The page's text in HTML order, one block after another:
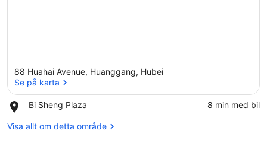
88 Huahai Avenue, Huanggang, Hubei
Se på karta
Bi Sheng Plaza
Place,
Sheng
‪8 min med bil‬
Visa allt om detta område